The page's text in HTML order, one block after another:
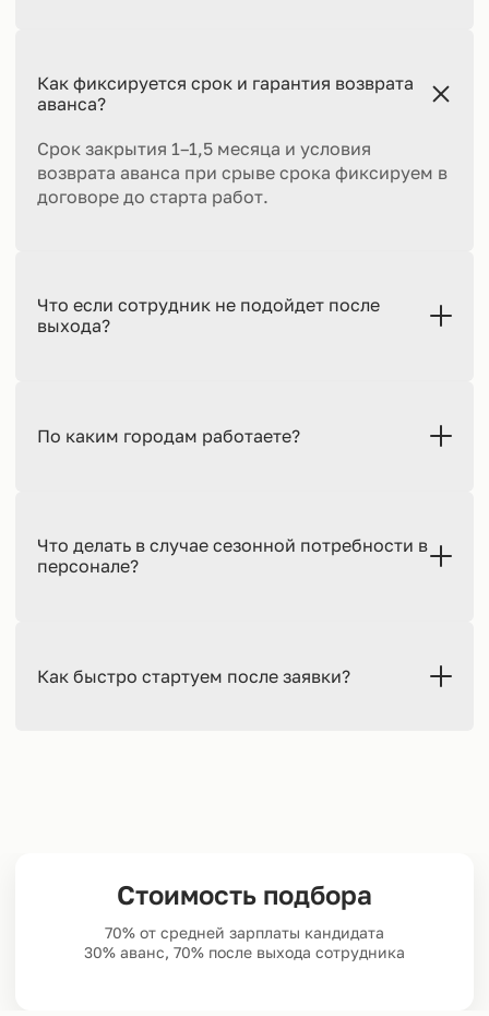
Как фиксируется срок и гарантия возврата
аванса?
Срок закрытия 1–1,5 месяца и условия
возврата аванса при срыве срока фиксируем в
договоре до старта работ.
Что если сотрудник не подойдет после
выхода?
По каким городам работаете?
Что делать в случае сезонной потребности в
персонале?
Как быстро стартуем после заявки?
Стоимость подбора
70% от средней зарплаты кандидата
30% аванс, 70% после выхода сотрудника